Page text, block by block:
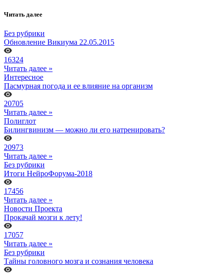
Читать далее
Без рубрики
Обновление Викиума 22.05.2015
16324
Читать далее »
Интересное
Пасмурная погода и ее влияние на организм
20705
Читать далее »
Полиглот
Билингвинизм — можно ли его натренировать?
20973
Читать далее »
Без рубрики
Итоги НейроФорума-2018
17456
Читать далее »
Новости Проекта
Прокачай мозги к лету!
17057
Читать далее »
Без рубрики
Тайны головного мозга и сознания человека